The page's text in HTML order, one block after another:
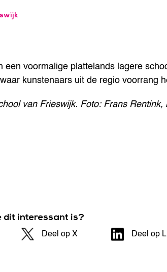
een voormalige plattelands lagere
kunstenaars uit de regio voorrang
van Frieswijk. Foto: Frans Rentink,
dit interessant is?
Deel op X Deel op